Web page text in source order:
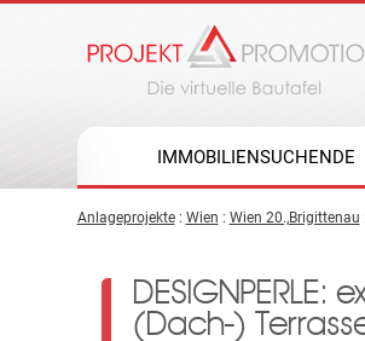
IMMOBILIENSUCHENDE
Anlageprojekte: Wien : Wien 20.,Brigittenau
(Dach-)